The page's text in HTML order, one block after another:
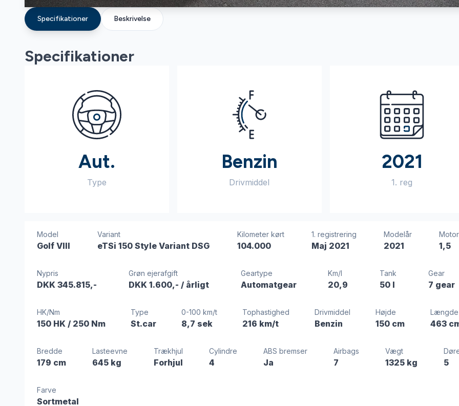
Specifikationer Beskrivelse
Specifikationer
Aut.
Type
Benzin
Drivmiddel
2021
1. reg
Model
Golf VIII
Variant
eTSi 150 Style Variant DSG
Kilometer kørt
104.000
1. registrering
Maj 2021
Modelår
2021
Motor
1,5
Nypris
DKK 345.815,-
Grøn ejerafgift
DKK 1.600,- / årligt
Geartype
Automatgear
Km/l
20,9
Tank
50 l
Gear
7 gear
HK/Nm
150 HK / 250 Nm
Type
St.car
0-100 km/t
8,7 sek
Tophastighed
216 km/t
Drivmiddel
Benzin
Højde
150 cm
Længde
463
Bredde
179 cm
Lasteevne
645 kg
Trækhjul
Forhjul
Cylindre
4
ABS bremser
Ja
Airbags
7
Vægt
1325 kg 5
Farve
Sortmetal